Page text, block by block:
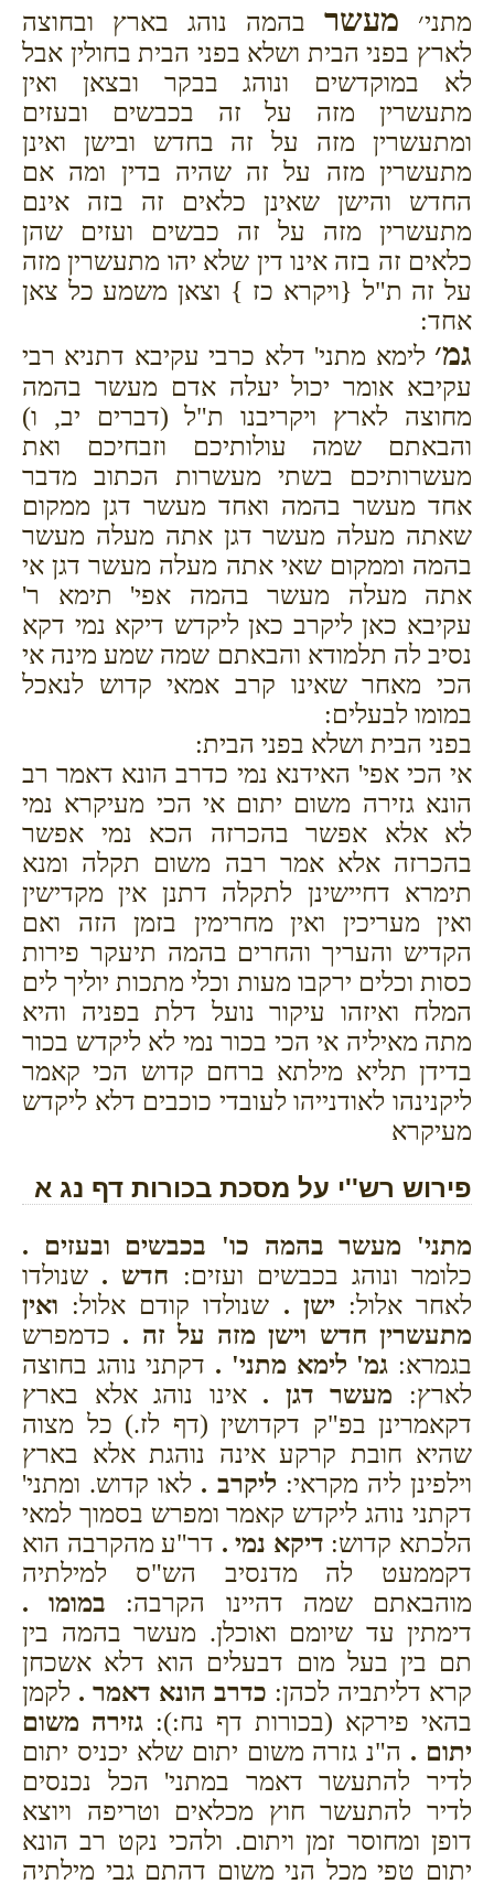
מתני׳ מעשר בהמה נוהג בארץ ובחוצה
לארץ בפני הבית ושלא בפני הבית בחולין אבל
לא במוקדשים ונוהג בבקר ובצאן ואין
מתעשרין מזה על זה בכבשים ובעזים
ומתעשרין מזה על זה בחדש ובישן ואינן
מתעשרין מזה על זה שהיה בדין ומה אם
החדש והישן שאינן כלאים זה בזה אינם
מתעשרין מזה על זה כבשים ועזים שהן
כלאים זה בזה אינו דין שלא יהו מתעשרין מזה
על זה ת"ל {ויקרא כז } וצאן משמע כל צאן
אחד:
גמ׳ לימא מתני' דלא כרבי עקיבא דתניא רבי
עקיבא אומר יכול יעלה אדם מעשר בהמה
מחוצה לארץ ויקריבנו ת"ל (דברים יב, ו)
והבאתם שמה עולותיכם וזבחיכם ואת
מעשרותיכם בשתי מעשרות הכתוב מדבר
אחד מעשר בהמה ואחד מעשר דגן ממקום
שאתה מעלה מעשר דגן אתה מעלה מעשר
בהמה וממקום שאי אתה מעלה מעשר דגן אי
אתה מעלה מעשר בהמה אפי' תימא ר'
עקיבא כאן ליקרב כאן ליקדש דיקא נמי דקא
נסיב לה תלמודא והבאתם שמה שמע מינה אי
הכי מאחר שאינו קרב אמאי קדוש לנאכל
במומו לבעלים:
בפני הבית ושלא בפני הבית:
אי הכי אפי' האידנא נמי כדרב הונא דאמר רב
הונא גזירה משום יתום אי הכי מעיקרא נמי
לא אלא אפשר בהכרזה הכא נמי אפשר
בהכרזה אלא אמר רבה משום תקלה ומנא
תימרא דחיישינן לתקלה דתנן אין מקדישין
ואין מעריכין ואין מחרימין בזמן הזה ואם
הקדיש והעריך והחרים בהמה תיעקר פירות
כסות וכלים ירקבו מעות וכלי מתכות יוליך לים
המלח ואיזהו עיקור נועל דלת בפניה והיא
מתה מאיליה אי הכי בכור נמי לא ליקדש בכור
בדידן תליא מילתא ברחם קדוש הכי קאמר
ליקנינהו לאודנייהו לעובדי כוכבים דלא ליקדש
מעיקרא
פירוש רש''י על מסכת בכורות דף נג א
מתני' מעשר בהמה כו' בכבשים ובעזים .
כלומר ונוהג בכבשים ועזים: חדש . שנולדו
לאחר אלול: ישן . שנולדו קודם אלול: ואין
מתעשרין חדש וישן מזה על זה . כדמפרש
בגמרא: גמ' לימא מתני' . דקתני נוהג בחוצה
לארץ: מעשר דגן . אינו נוהג אלא בארץ
דקאמרינן בפ"ק דקדושין (דף לז.) כל מצוה
שהיא חובת קרקע אינה נוהגת אלא בארץ
וילפינן ליה מקראי: ליקרב . לאו קדוש. ומתני'
דקתני נוהג ליקדש קאמר ומפרש בסמוך למאי
הלכתא קדוש: דיקא נמי . דר"ע מהקרבה הוא
דקממעט לה מדנסיב הש"ס למילתיה
מוהבאתם שמה דהיינו הקרבה: במומו .
דימתין עד שיומם ואוכלן. מעשר בהמה בין
תם בין בעל מום דבעלים הוא דלא אשכחן
קרא דליתביה לכהן: כדרב הונא דאמר . לקמן
בהאי פירקא (בכורות דף נח:): גזירה משום
יתום . ה"נ גזרה משום יתום שלא יכניס יתום
לדיר להתעשר דאמר במתני' הכל נכנסים
לדיר להתעשר חוץ מכלאים וטריפה ויוצא
דופן ומחוסר זמן ויתום. ולהכי נקט רב הונא
יתום טפי מכל הני משום דהתם גבי מילתיה